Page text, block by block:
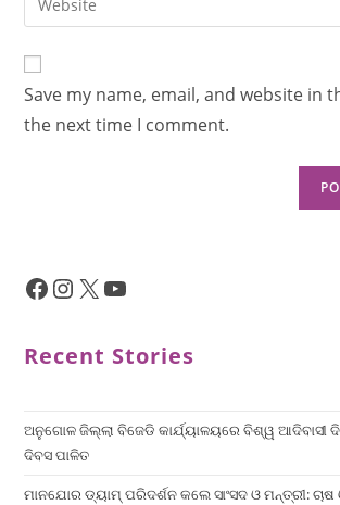
Save my name, email, and website in
the next time I comment.
Recent Stories
ଅନୁଗୋଳ ଜିଲ୍ଲା ବିଜେଡି କାର୍ଯ୍ୟାଳୟରେ ବିଶ୍ୱ ଆଦିବାସୀ
ଦିବସ ପାଳିତ
ମାନଯୋର ଡ୍ୟାମ୍ ପରିଦର୍ଶନ କଲେ ସାଂସଦ ଓ ମନ୍ତ୍ରୀ: